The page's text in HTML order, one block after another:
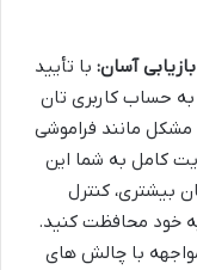
آسان: با تأیید
حساب کاربری تان
مانند فراموشی
کامل به شما این
بیشتری، کنترل
خود محافظت کنید.
با چالش های